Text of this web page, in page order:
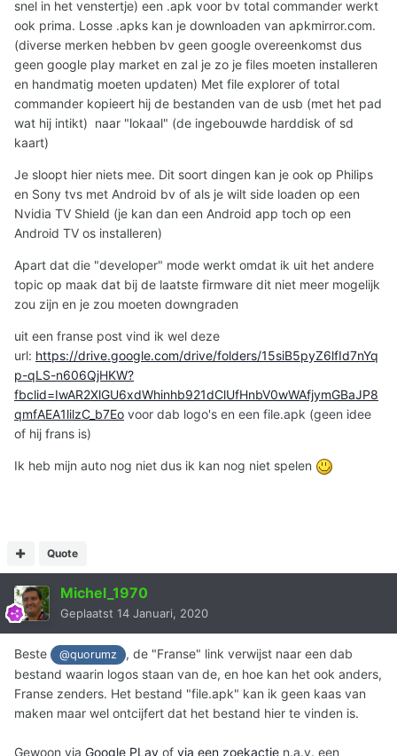
snel in het venstertje) een .apk voor bv total commander werkt
ook prima. Losse .apks kan je downloaden van apkmirror.com.
(diverse merken hebben bv geen google overeenkomst dus
geen google play market en zal je zo je files moeten installeren
en handmatig moeten updaten) Met file explorer of total
commander kopieert hij de bestanden van de usb (met het pad
wat hij intikt) naar "lokaal" (de ingebouwde harddisk of sd
kaart)
Je sloopt hier niets mee. Dit soort dingen kan je ook op Philips
en Sony tvs met Android bv of als je wilt side loaden op een
Nvidia TV Shield (je kan dan een Android app toch op een
Android TV os installeren)
Apart dat die "developer" mode werkt omdat ik uit het andere
topic op maak dat bij de laatste firmware dit niet meer mogelijk
zou zijn en je zou moeten downgraden
uit een franse post vind ik wel deze
url: https://drive.google.com/drive/folders/15siB5pyZ6lfId7nYq
p-qLS-n606QjHKW?
fbclid=IwAR2XlGU6xdWhinhb921dClUfHnbV0wWAfjymGBaJP8
qmfAEA1lilzC_b7Eo voor dab logo's en een file.apk (geen idee
of hij frans is)
Ik heb mijn auto nog niet dus ik kan nog niet spelen
Quote
Michel_1970
Geplaatst 14 Januari, 2020
Beste @quorumz
, de "Franse" link verwijst naar een dab
bestand waarin logos staan van de, en hoe kan het ook anders,
Franse zenders. Het bestand "file.apk" kan ik geen kaas van
maken maar wel ontcijfert dat het bestand hier te vinden is.
Gewoon via Google PLay of via een zoekactie n.a.v. een